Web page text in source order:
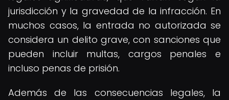
jurisdicción y la gravedad de la infracción. En
muchos casos, la entrada no autorizada se
considera un delito grave, con sanciones que
pueden incluir multas, cargos penales e
incluso penas de prisión.
Además de las consecuencias legales, la